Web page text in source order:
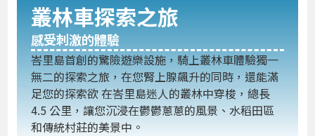
叢林車探索之旅
感受刺激的體驗
峇里島首創的驚險遊樂設施，騎上叢林車體驗獨一
無二的探索之旅，在您腎上腺飆升的同時，還能滿
足您的探索欲 在峇里島迷人的叢林中穿梭，總長
4.5 公里，讓您沉浸在鬱鬱蔥蔥的風景、水稻田區
和傳統村莊的美景中。